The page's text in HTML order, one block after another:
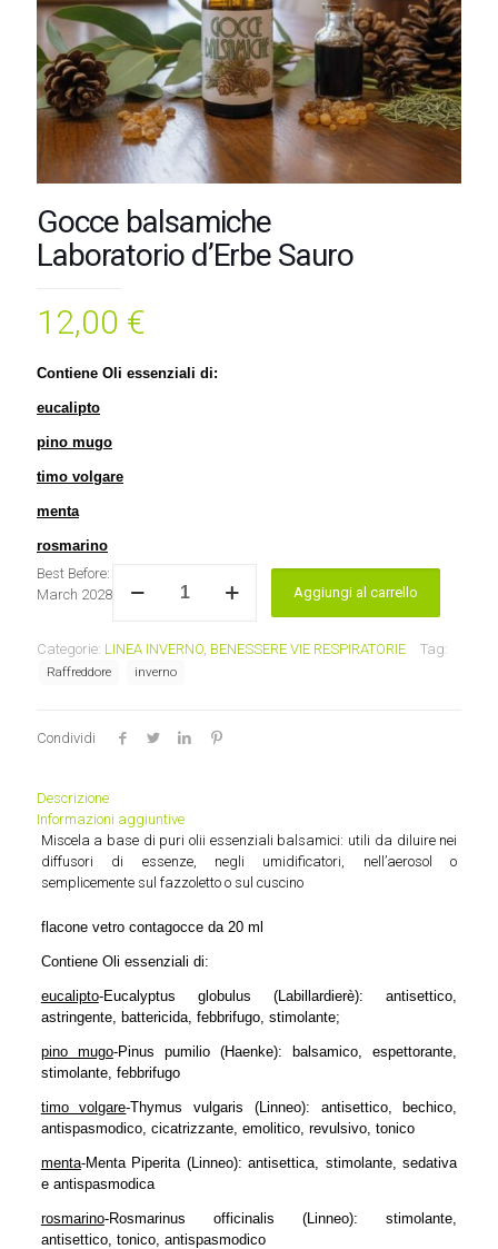
Gocce balsamiche
Laboratorio d’Erbe Sauro
12,00 €
Contiene Oli essenziali di:
eucalipto
pino mugo
timo volgare
menta
rosmarino
Best Before:
March 2028balsamiche
Sauro
quantità
Aggiungi al carrello
Categorie: LINEA INVERNO, BENESSERE VIE RESPIRATORIE Tag:
Raffreddore inverno
Condividi
Descrizione
Informazioni aggiuntive
Miscela a base di puri olii essenziali balsamici: utili da diluire nei
diffusori di essenze, negli umidificatori, nell’aerosol o
semplicemente sul fazzoletto o sul cuscino
flacone vetro contagocce da 20 ml
Contiene Oli essenziali di:
eucalipto-Eucalyptus globulus (Labillardierè): antisettico,
astringente, battericida, febbrifugo, stimolante;
pino mugo-Pinus pumilio (Haenke): balsamico, espettorante,
stimolante, febbrifugo
timo volgare-Thymus vulgaris (Linneo): antisettico, bechico,
antispasmodico, cicatrizzante, emolitico, revulsivo, tonico
menta-Menta Piperita (Linneo): antisettica, stimolante, sedativa
e antispasmodica
rosmarino-Rosmarinus officinalis (Linneo): stimolante,
antisettico, tonico, antispasmodico